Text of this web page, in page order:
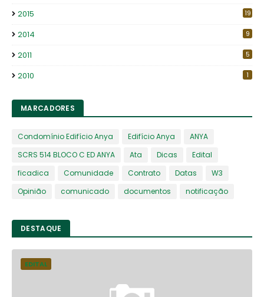
2015 19
2014 9
2011 5
2010 1
MARCADORES
Condomínio Edifício Anya Edifício Anya
ANYA
SCRS 514 BLOCO C ED ANYA
Ata Dicas
Edital
ficadica
Comunidade Contrato Datas
W3
Opinião
comunicado documentos notificação
DESTAQUE
EDITAL